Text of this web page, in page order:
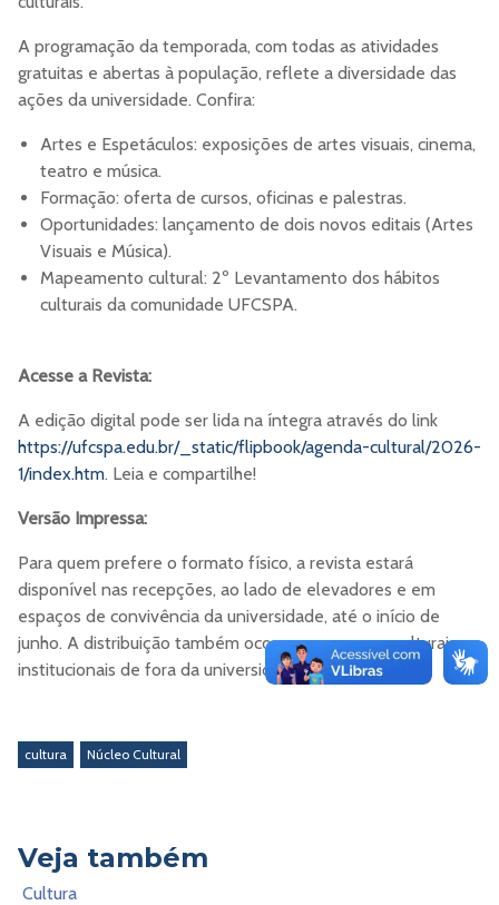
A programação da temporada, com todas as atividades
gratuitas e abertas à população, reflete a diversidade das
ações da universidade. Confira:
Artes e Espetáculos: exposições de artes visuais, cinema,
teatro e música.
Formação: oferta de cursos, oficinas e palestras.
Oportunidades: lançamento de dois novos editais (Artes
Visuais e Música).
Mapeamento cultural: 2º Levantamento dos hábitos
culturais da comunidade UFCSPA.
Acesse a Revista:
A edição digital pode ser lida na íntegra através do link
https://ufcspa.edu.br/_static/flipbook/agenda-cultural/2026-
1/index.htm. Leia e compartilhe!
Versão Impressa:
Para quem prefere o formato físico, a revista estará
disponível nas recepções, ao lado de elevadores e em
espaços de convivência da universidade, até o início de
junho. A distribuição também ocorre em espaços culturais e
institucionais de fora da universidade.
cultura Núcleo Cultural
Veja também
Cultura